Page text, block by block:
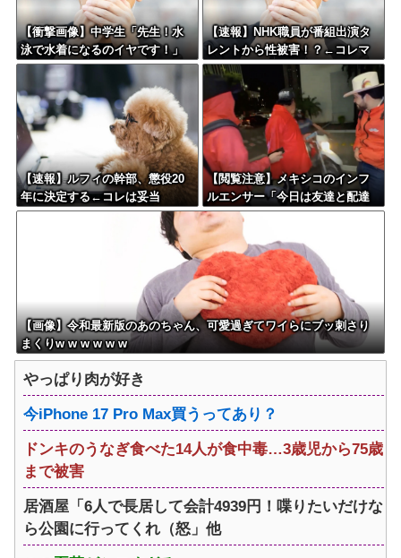
【衝撃画像】中学生「先生！水
泳で水着になるのイヤです！」
先生「分かった」→結果まさか
の『こう』なってしまうw w w
w w w w
【速報】NHK職員が番組出演タ
レントから性被害！？←コレマ
ジならヤバくねーか？
【速報】ルフィの幹部、懲役20
年に決定する←コレは妥当
か？？？？？？？
【閲覧注意】メキシコのインフ
ルエンサー「今日は友達と配達
員のアルバイトを体験してみる
よ！！」←結果・・・
【画像】令和最新版のあのちゃん、可愛過ぎてワイらにブッ刺さり
まくりw w w w w w
やっぱり肉が好き
今iPhone 17 Pro Max買うってあり？
ドンキのうなぎ食べた14人が食中毒…3歳児から75歳
まで被害
居酒屋「6人で長居して会計4939円！喋りたいだけな
ら公園に行ってくれ（怒」他